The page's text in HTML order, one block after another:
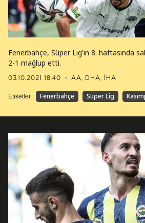
03.10.2021 18:40 AA, DHA, İHA
Fenerbahçe, Süper Lig'in 8. haftasında
2-1 mağlup etti.
Etiketler : Fenerbahçe Süper Lig